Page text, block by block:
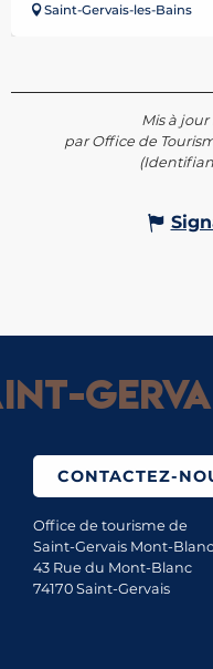
Saint-Gervais-les-Bains
Mis à jour
par Office de
CONTACTEZ-
Office de tourisme de
Saint-Gervais Mont-Blanc
43 Rue du Mont-Blanc
74170 Saint-Gervais